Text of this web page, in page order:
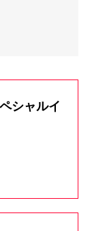
シャルイ